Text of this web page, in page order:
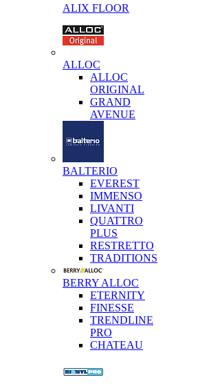
ALIX FLOOR
ALLOC
ALLOC
ORIGINAL
GRAND
AVENUE
BALTERIO
EVEREST
IMMENSO
LIVANTI
QUATTRO
PLUS
RESTRETTO
TRADITIONS
BERRY ALLOC
ETERNITY
FINESSE
TRENDLINE
PRO
CHATEAU